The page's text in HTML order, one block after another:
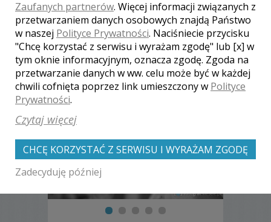
zapraszam do współpracy!
Zobacz więcej
Zaufanych partnerów. Więcej informacji związanych z
przetwarzaniem danych osobowych znajdą Państwo
w naszej Polityce Prywatności. Naciśniecie przycisku
"Chcę korzystać z serwisu i wyrażam zgodę" lub [x] w
tym oknie informacyjnym, oznacza zgodę. Zgoda na
przetwarzanie danych w ww. celu może być w każdej
chwili cofnięta poprzez link umieszczony w Polityce
Prywatności.
Czytaj więcej
CHCĘ KORZYSTAĆ Z SERWISU I WYRAŻAM ZGODĘ
Zadecyduję później